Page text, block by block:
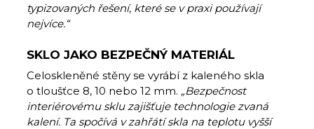
typizovaných řešení, které se v praxi používají
nejvíce.“
SKLO JAKO BEZPEČNÝ MATERIÁL
Celoskleněné stěny se vyrábí z kaleného skla
o tloušťce 8, 10 nebo 12 mm. „Bezpečnost
interiérovému sklu zajišťuje technologie zvaná
kalení. Ta spočívá v zahřátí skla na teplotu vyšší